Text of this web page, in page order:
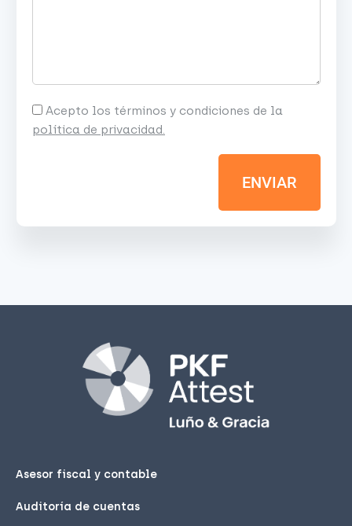
Acepto los términos y condiciones de la
política de privacidad.
ENVIAR
Asesor fiscal y contable
Auditoría de cuentas